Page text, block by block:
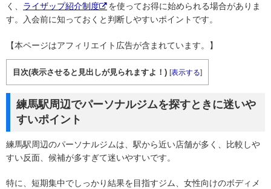
く、 ライザップ紹介制度
を使ってお得に始められる場合がありま
す。入会前に知っておくと判断しやすいポイントです。
【本ページはアフィリエイト広告が含まれています。】
目次(表示させると見出しが見られますよ！) [表示する]
練馬駅周辺でパーソナルジムを探すときに迷いや
すいポイント
練馬駅周辺のパーソナルジムは、駅から近い店舗が多く、比較しや
すい反面、候補が多すぎて迷いやすいです。
特に、短期集中でしっかり結果を目指すジム、女性向けのボディメ